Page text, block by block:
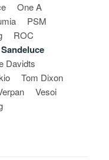
One A
PSM
ROC
Sandeluce
Davidts
Tom Dixon
Vesoi